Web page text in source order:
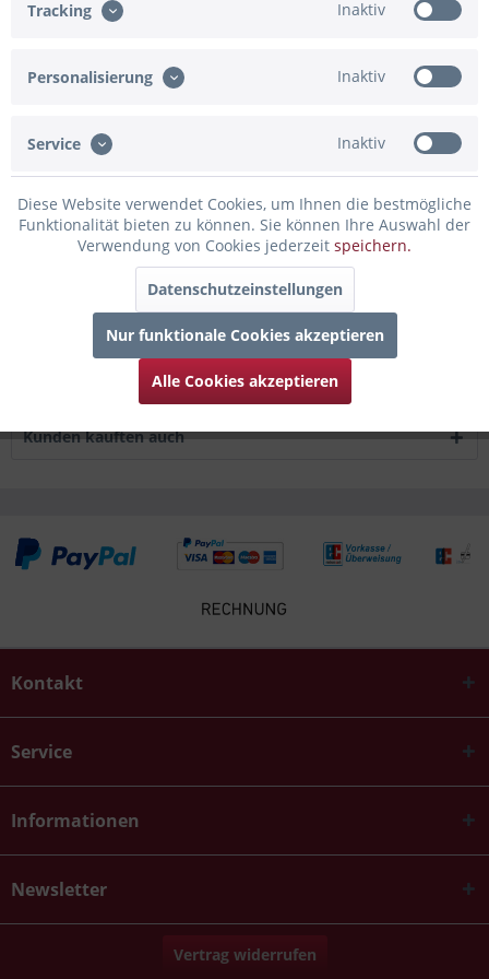
Überbringe zum Geburtstag mit diesem tollen Ballonset
herzliche Wünsche und...
Bewertungen
0
Bewertungen lesen, schreiben und diskutieren...mehr
Infos zum Hersteller
Folgende Infos zum Hersteller sind verfübar......
Kunden kauften auch
Kontakt
Service
Informationen
Newsletter
Vertrag widerrufen
Tracking Inaktiv
Personalisierung Inaktiv
Service Inaktiv
Diese Website verwendet Cookies, um Ihnen die bestmögliche
Funktionalität bieten zu können. Sie können Ihre Auswahl der
Verwendung von Cookies jederzeit speichern.
Datenschutzeinstellungen
Nur funktionale Cookies akzeptieren
Alle Cookies akzeptieren